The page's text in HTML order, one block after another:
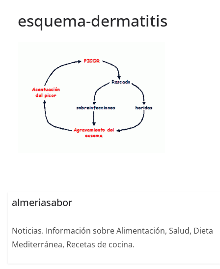
esquema-dermatitis
almeriasabor
Noticias. Información sobre Alimentación, Salud, Dieta
Mediterránea, Recetas de cocina.